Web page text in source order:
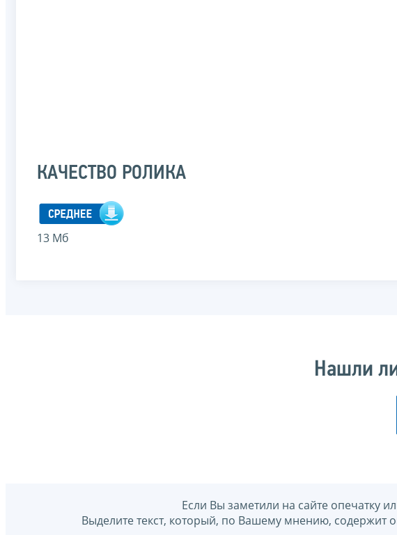
КАЧЕСТВО РОЛИКА
13 Мб
Нашли
Если Вы заметили на сайте опечатку
Выделите текст, который, по Вашему мнению,